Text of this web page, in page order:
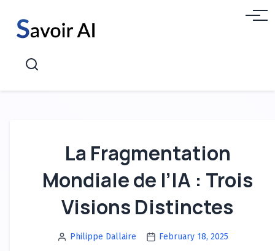
contenu
Menu
Recherche
La Fragmentation
Mondiale de l’IA : Trois
Visions Distinctes
Philippe Dallaire February 18, 2025